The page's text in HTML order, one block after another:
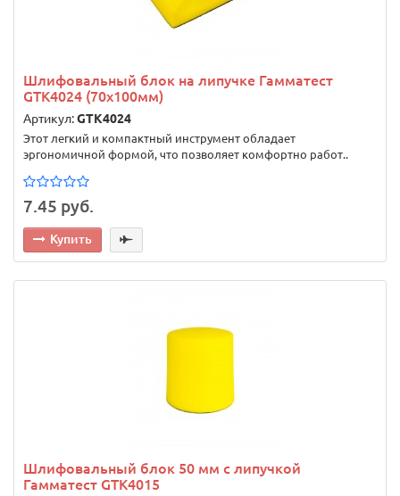
Шлифовальный блок на липучке Гамматест
GTK4024 (70х100мм)
Артикул:GTK4024
Этот легкий и компактный инструмент обладает
эргономичной формой, что позволяет комфортно работ..
7.45 руб.
Купить
Шлифовальный блок 50 мм с липучкой
Гамматест GTK4015